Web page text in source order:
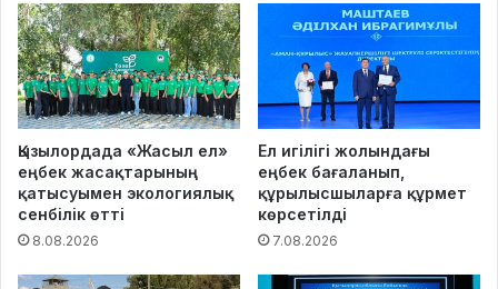
Қызылордада «Жасыл ел»
еңбек жасақтарының
қатысуымен экологиялық
сенбілік өтті
8.08.2026
Ел игілігі жолындағы
еңбек бағаланып,
құрылысшыларға құрмет
көрсетілді
7.08.2026